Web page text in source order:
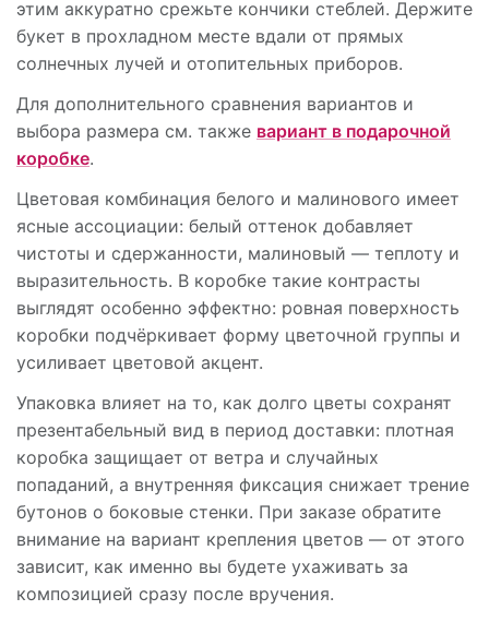
этим аккуратно срежьте кончики стеблей. Держите
букет в прохладном месте вдали от прямых
солнечных лучей и отопительных приборов.
Для дополнительного сравнения вариантов и
выбора размера см. также вариант в подарочной
коробке.
Цветовая комбинация белого и малинового имеет
ясные ассоциации: белый оттенок добавляет
чистоты и сдержанности, малиновый — теплоту и
выразительность. В коробке такие контрасты
выглядят особенно эффектно: ровная поверхность
коробки подчёркивает форму цветочной группы и
усиливает цветовой акцент.
Упаковка влияет на то, как долго цветы сохранят
презентабельный вид в период доставки: плотная
коробка защищает от ветра и случайных
попаданий, а внутренняя фиксация снижает трение
бутонов о боковые стенки. При заказе обратите
внимание на вариант крепления цветов — от этого
зависит, как именно вы будете ухаживать за
композицией сразу после вручения.